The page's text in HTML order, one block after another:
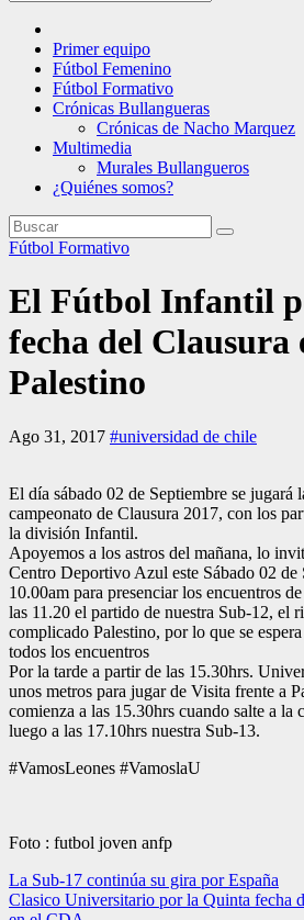
Primer equipo
Fútbol Femenino
Fútbol Formativo
Crónicas Bullangueras
Crónicas de Nacho Marquez
Multimedia
Murales Bullangueros
¿Quiénes somos?
Fútbol Formativo
El Fútbol Infantil
fecha del Clausura
Palestino
Ago 31, 2017 #universidad de chile
El día sábado 02 de Septiembre se jugará
campeonato de Clausura 2017, con los
la división Infantil.
Apoyemos a los astros del mañana, lo
Centro Deportivo Azul este Sábado 02 de
10.00am para presenciar los encuentros
las 11.20 el partido de nuestra Sub-12, el
complicado Palestino, por lo que se
todos los encuentros
Por la tarde a partir de las 15.30hrs.
unos metros para jugar de Visita frente a
comienza a las 15.30hrs cuando salte a la
luego a las 17.10hrs nuestra Sub-13.
#VamosLeones #VamoslaU
Foto : futbol joven anfp
Navegación
de
La Sub-17 continúa su gira por España
Clasico Universitario por la Quinta fecha